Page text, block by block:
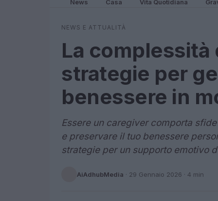
News Casa Vita Quotidiana
NEWS E ATTUALITÀ
La
strategie per
benessere in
Essere un caregiver comporta
e preservare il tuo benessere
strategie per un supporto emotivo
AiAdhubMedia · 29 Gennaio 2026 · 4 min